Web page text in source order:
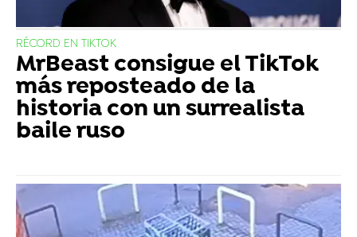
RÉCORD EN TIKTOK
MrBeast consigue el TikTok
más reposteado de la
historia con un surrealista
baile ruso